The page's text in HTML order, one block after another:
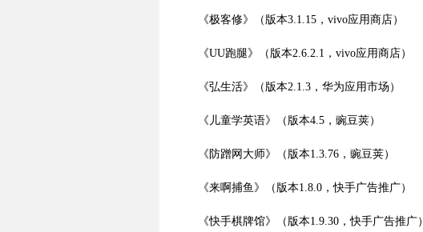
《极客修》（版本3.1.15，vivo应用商店）
《UU跑腿》（版本2.6.2.1，vivo应用商店）
《弘生活》（版本2.1.3，华为应用市场）
《儿童学英语》（版本4.5，豌豆荚）
《防蹭网大师》（版本1.3.76，豌豆荚）
《来啊捕鱼》（版本1.8.0，快手广告推广）
《快手棋牌馆》（版本1.9.30，快手广告推广）